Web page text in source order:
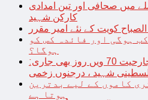
میں صحافی اور تین امدادی
کارکن شہید
کویت کے نئے امیر مقرر
ہوگی اور فائدہ کس کو
ہوگا؟
غزہ پر اسرائیلی جارحیت 70 ویں روز بھی جاری:
کاموں کے لیے بدترین
ہوتا ہے